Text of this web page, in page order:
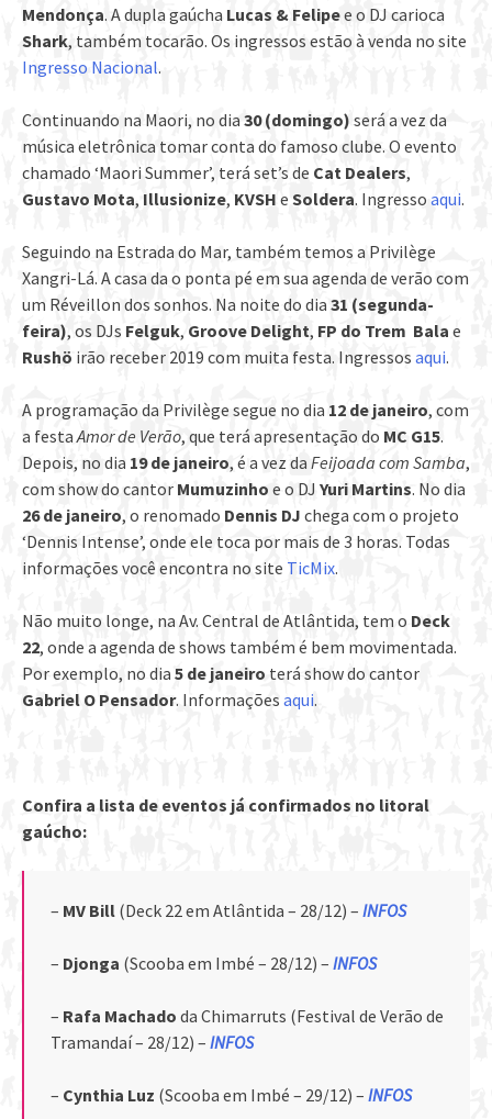
Mendonça. A dupla gaúcha Lucas & Felipee o DJ carioca
Shark, também tocarão. Os ingressos estão à venda no site
Ingresso Nacional.
Continuando na Maori, no dia30 (domingo) será a vez da
música eletrônica tomar conta do famoso clube. O evento
chamado ‘Maori Summer’, terá set’s de Cat Dealers,
Gustavo Mota, Illusionize, KVSH e Soldera. Ingresso aqui.
Seguindo na Estrada do Mar, também temos a Privilège
Xangri-Lá. A casa da o ponta pé em sua agenda de verão com
um Réveillon dos sonhos. Na noite do dia 31 (segunda-
feira), os DJs Felguk, Groove Delight, FP do Trem Bala e
Rushö irão receber 2019 com muita festa. Ingressos aqui.
A programação da Privilège segue no dia 12 de janeiro, com
a festa Amor de Verão, que terá apresentação do MC G15.
Depois, no dia 19 de janeiro, é a vez da Feijoada com Samba,
com show do cantor Mumuzinho e o DJ Yuri Martins. No dia
26 de janeiro, o renomado Dennis DJ chega com o projeto
‘Dennis Intense’, onde ele toca por mais de 3 horas. Todas
informações você encontra no site TicMix.
Não muito longe, na Av. Central de Atlântida, tem o Deck
22, onde a agenda de shows também é bem movimentada.
Por exemplo, no dia 5 de janeiro terá show do cantor
Gabriel O Pensador. Informações aqui.
Confira a lista de eventos já confirmados no litoral
gaúcho:
– MV Bill (Deck 22 em Atlântida – 28/12) – INFOS
– Djonga (Scooba em Imbé – 28/12) – INFOS
– Rafa Machado da Chimarruts (Festival de Verão de
Tramandaí – 28/12) – INFOS
– Cynthia Luz (Scooba em Imbé – 29/12) – INFOS